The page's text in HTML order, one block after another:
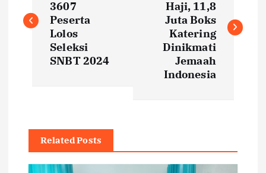
s
3607
Peserta
Lolos
Seleksi
SNBT 2024
Haji, 11,8
Juta Boks
Katering
Dinikmati
Jemaah
Indonesia
Related Posts